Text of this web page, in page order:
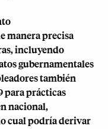
manera precisa
incluyendo
gubernamentales
también
para prácticas
nacional,
cual podría derivar